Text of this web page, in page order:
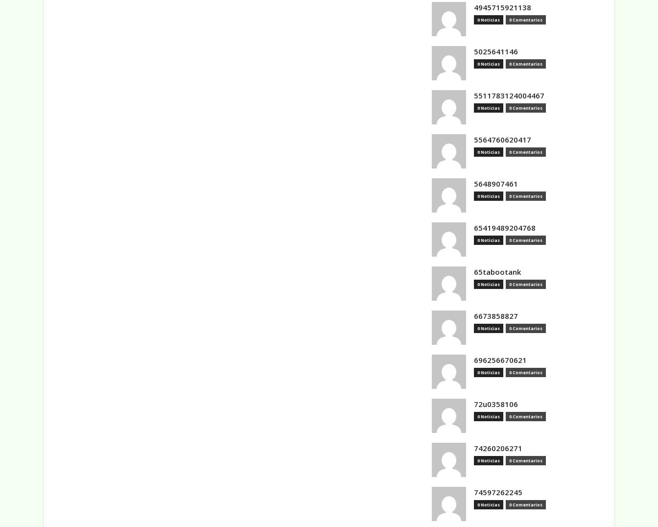
4945715921138
0 Noticias 0 Comentarios
5025641146
0 Noticias 0 Comentarios
5511783124004467
0 Noticias 0 Comentarios
5564760620417
0 Noticias 0 Comentarios
5648907461
0 Noticias 0 Comentarios
65419489204768
0 Noticias 0 Comentarios
65tabootank
0 Noticias 0 Comentarios
6673858827
0 Noticias 0 Comentarios
696256670621
0 Noticias 0 Comentarios
72u0358106
0 Noticias 0 Comentarios
74260206271
0 Noticias 0 Comentarios
74597262245
0 Noticias 0 Comentarios